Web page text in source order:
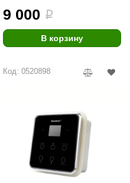
9 000 i
В корзину
Код: 0520898